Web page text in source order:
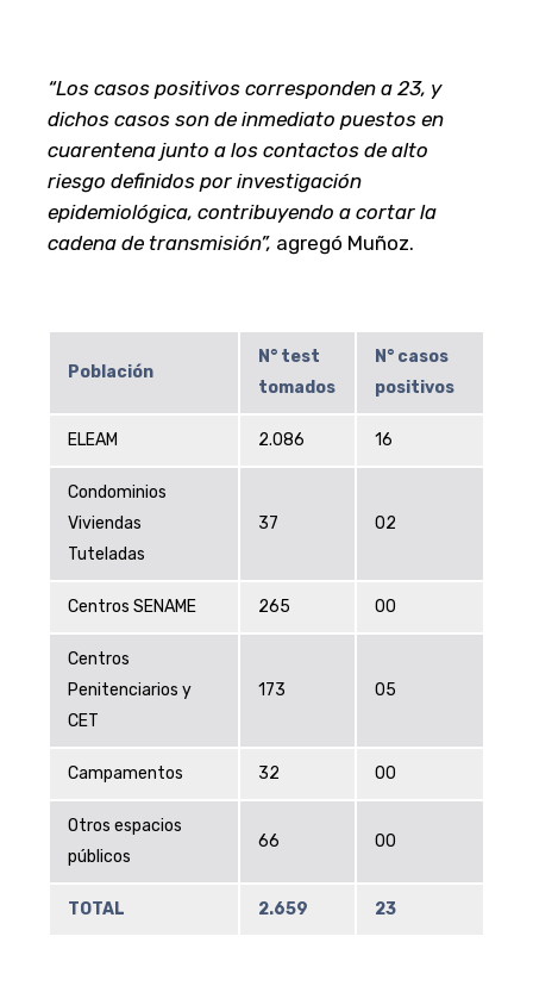
“Los casos positivos corresponden a 23, y
dichos casos son de inmediato puestos en
cuarentena junto a los contactos de alto
riesgo definidos por investigación
epidemiológica, contribuyendo a cortar la
cadena de transmisión”, agregó Muñoz.
Población
N° test
tomados
N° casos
positivos
ELEAM 2.086 16
Condominios
Viviendas
Tuteladas
37 02
Centros SENAME 265 00
Centros
Penitenciarios y
CET
173 05
Campamentos 32 00
Otros espacios
públicos
66 00
TOTAL 2.659 23